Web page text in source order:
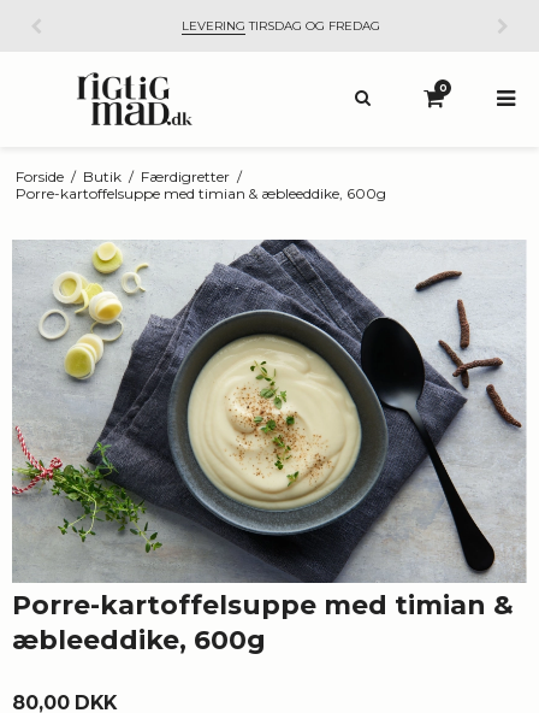
LEVERING TIRSDAG OG FREDAG
0
Forside / Butik / Færdigretter /
Porre-kartoffelsuppe med timian & æbleeddike, 600g
Porre-kartoffelsuppe med timian &
æbleeddike, 600g
80,00 DKK